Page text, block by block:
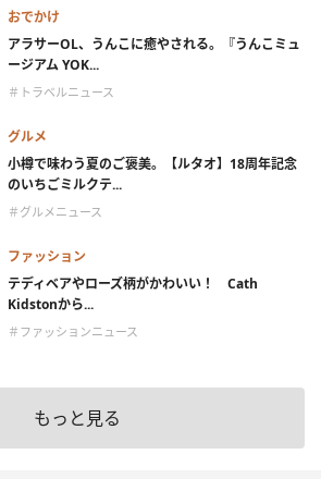
おでかけ
アラサーOL、うんこに癒やされる。『うんこミュ
ージアム YOK...
＃トラベルニュース
グルメ
小樽で味わう夏のご褒美。【ルタオ】18周年記念
のいちごミルクテ...
＃グルメニュース
ファッション
テディベアやローズ柄がかわいい！ Cath
Kidstonから...
＃ファッションニュース
もっと見る